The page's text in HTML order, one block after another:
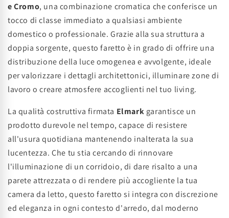
e Cromo, una combinazione cromatica che conferisce un
tocco di classe immediato a qualsiasi ambiente
domestico o professionale. Grazie alla sua struttura a
doppia sorgente, questo faretto è in grado di offrire una
distribuzione della luce omogenea e avvolgente, ideale
per valorizzare i dettagli architettonici, illuminare zone di
lavoro o creare atmosfere accoglienti nel tuo living.
La qualità costruttiva firmata Elmark garantisce un
prodotto durevole nel tempo, capace di resistere
all'usura quotidiana mantenendo inalterata la sua
lucentezza. Che tu stia cercando di rinnovare
l'illuminazione di un corridoio, di dare risalto a una
parete attrezzata o di rendere più accogliente la tua
camera da letto, questo faretto si integra con discrezione
ed eleganza in ogni contesto d'arredo, dal moderno